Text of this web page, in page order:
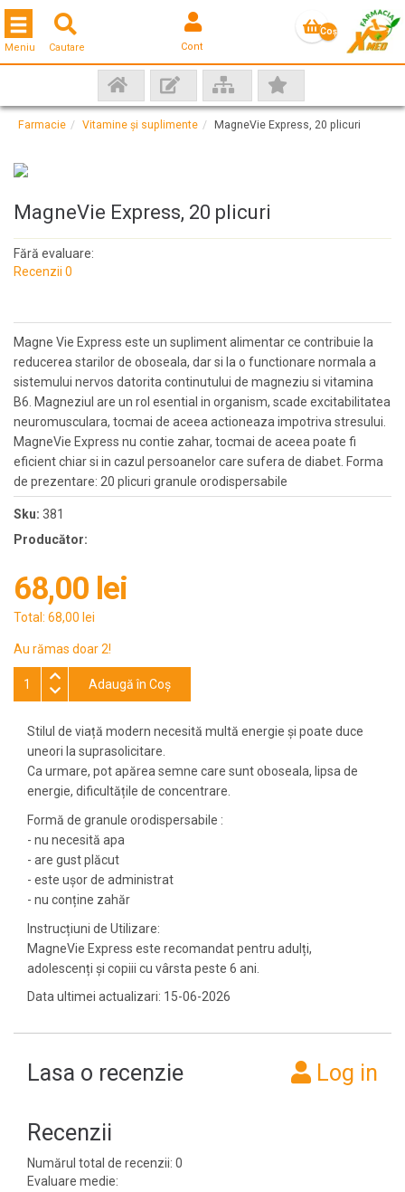
Cautare Cont
Coş
Toggle navigation
Meniu
Farmacie Vitamine și suplimente MagneVie Express, 20 plicuri
MagneVie Express, 20 plicuri
Fără evaluare:
Recenzii 0
Magne Vie Express este un supliment alimentar ce contribuie la
reducerea starilor de oboseala, dar si la o functionare normala a
sistemului nervos datorita continutului de magneziu si vitamina
B6. Magneziul are un rol esential in organism, scade excitabilitatea
neuromusculara, tocmai de aceea actioneaza impotriva stresului.
MagneVie Express nu contie zahar, tocmai de aceea poate fi
eficient chiar si in cazul persoanelor care sufera de diabet. Forma
de prezentare: 20 plicuri granule orodispersabile
Sku: 381
Producător:
68,00 lei
Total: 68,00 lei
Au rămas doar 2!
Adaugă în Coş
Stilul de viață modern necesită multă energie și poate duce
uneori la suprasolicitare.
Ca urmare, pot apărea semne care sunt oboseala, lipsa de
energie, dificultățile de concentrare.
Formă de granule orodispersabile :
- nu necesită apa
- are gust plăcut
- este ușor de administrat
- nu conține zahăr
Instrucțiuni de Utilizare:
MagneVie Express este recomandat pentru adulți,
adolescenți și copiii cu vârsta peste 6 ani.
Data ultimei actualizari: 15-06-2026
Lasa o recenzie Log in
Recenzii
Numărul total de recenzii: 0
Evaluare medie: